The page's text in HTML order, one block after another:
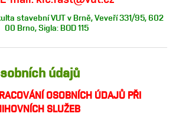
stavební VUT v Brně, Veveří 331/95, 602
00 Brno, Sigla: BOD 115
údajů
OSOBNÍCH ÚDAJŮ PŘI
SLUŽEB